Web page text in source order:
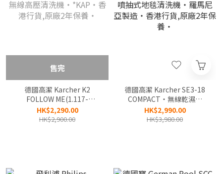
售完
德國高潔 Karcher K2
FOLLOW ME(1.117-
106.0)‧無線高壓清洗機‧
*KAP‧香港行貨,原廠2年保
HK$2,290.00
HK$2,900.00
德國高潔 Karcher SE3-18
COMPACT‧無線乾濕水
洗‧噴抽式地毯清洗機‧羅
馬尼亞製造‧香港行貨,原廠
HK$2,990.00
HK$3,980.00